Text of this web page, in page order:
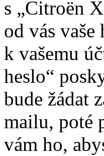
s „Citroën
od vás vaše
k vašemu
heslo“
bude žádat
mailu, poté
vám ho,